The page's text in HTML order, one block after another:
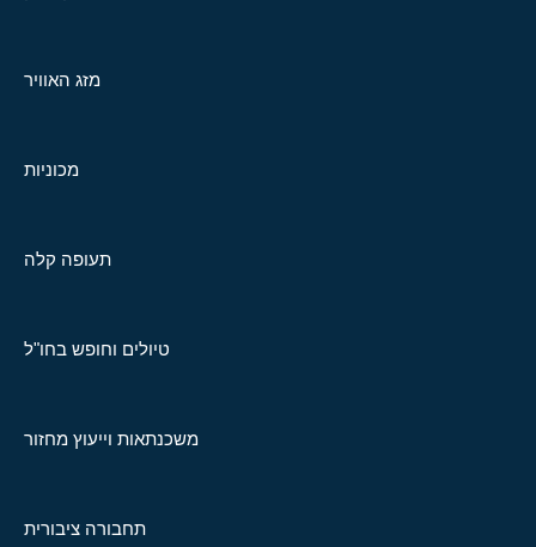
מזג האוויר
מכוניות
תעופה קלה
טיולים וחופש בחו"ל
משכנתאות וייעוץ מחזור
תחבורה ציבורית